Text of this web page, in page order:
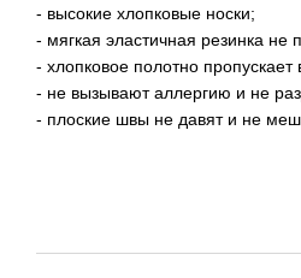
- высокие хлопковые носки;
- мягкая эластичная резинка не
- хлопковое полотно
- не вызывают аллергию и не
- плоские швы не давят и не